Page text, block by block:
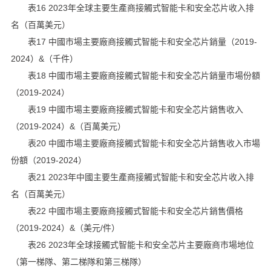
表16 2023年全球主要生產商接觸式智能卡和安全芯片收入排
名（百萬美元）
表17 中國市場主要廠商接觸式智能卡和安全芯片銷量（2019-
2024）&（千件）
表18 中國市場主要廠商接觸式智能卡和安全芯片銷量市場份額
（2019-2024）
表19 中國市場主要廠商接觸式智能卡和安全芯片銷售收入
（2019-2024）&（百萬美元）
表20 中國市場主要廠商接觸式智能卡和安全芯片銷售收入市場
份額（2019-2024）
表21 2023年中國主要生產商接觸式智能卡和安全芯片收入排
名（百萬美元）
表22 中國市場主要廠商接觸式智能卡和安全芯片銷售價格
（2019-2024）&（美元/件）
表26 2023年全球接觸式智能卡和安全芯片主要廠商市場地位
（第一梯隊、第二梯隊和第三梯隊）